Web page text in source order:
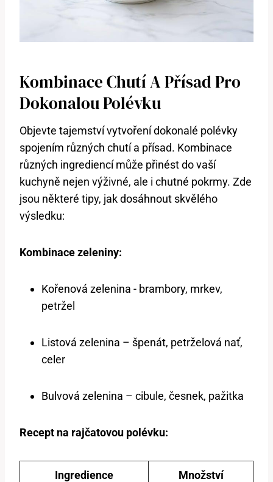
Kombinace​ Chutí A⁤ Přísad Pro
Dokonalou Polévku
Objevte‌ tajemství vytvoření​ dokonalé polévky
spojením různých chutí a přísad. ⁢Kombinace
‌různých‍ ingrediencí může přinést do vaší
kuchyně nejen výživné,⁢ ale i chutné‍ pokrmy. Zde
jsou‍ některé tipy, jak dosáhnout skvělého‌
výsledku:
Kombinace zeleniny:
Kořenová ‍zelenina -​ brambory, mrkev,
petržel
Listová zelenina⁤ – špenát, petrželová ‌nať,
celer
Bulvová zelenina – cibule, česnek, pažitka
Recept na rajčatovou polévku:
Ingredience Množství